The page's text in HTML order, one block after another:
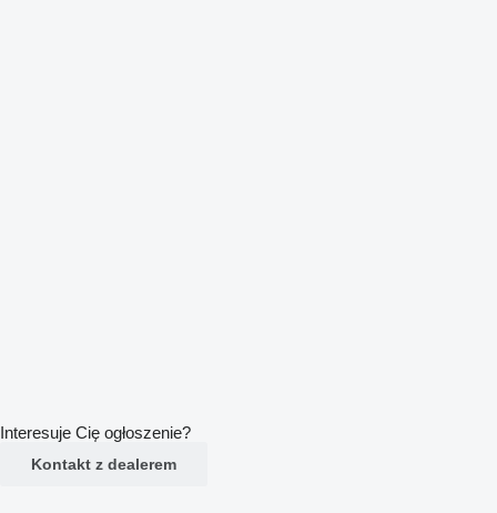
Interesuje Cię ogłoszenie?
Kontakt z dealerem